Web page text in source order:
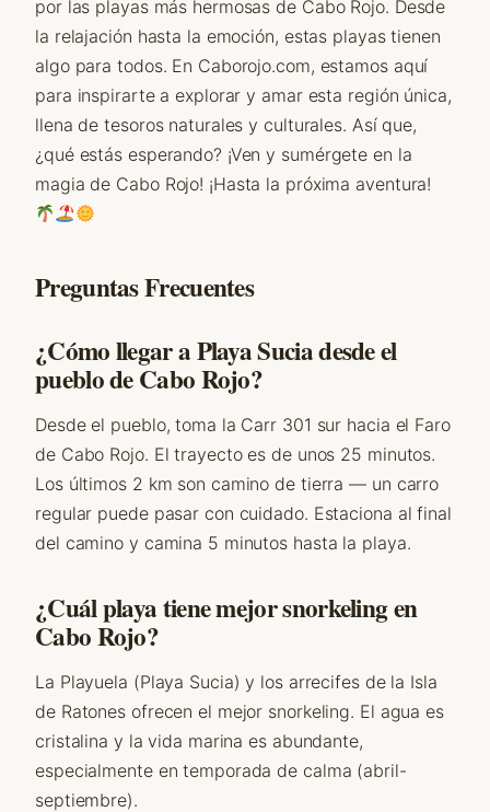
por las playas más hermosas de Cabo Rojo. Desde
la relajación hasta la emoción, estas playas tienen
algo para todos. En Caborojo.com, estamos aquí
para inspirarte a explorar y amar esta región única,
llena de tesoros naturales y culturales. Así que,
¿qué estás esperando? ¡Ven y sumérgete en la
magia de Cabo Rojo! ¡Hasta la próxima aventura!
Preguntas Frecuentes
¿Cómo llegar a Playa Sucia desde el
pueblo de Cabo Rojo?
Desde el pueblo, toma la Carr 301 sur hacia el Faro
de Cabo Rojo. El trayecto es de unos 25 minutos.
Los últimos 2 km son camino de tierra — un carro
regular puede pasar con cuidado. Estaciona al final
del camino y camina 5 minutos hasta la playa.
¿Cuál playa tiene mejor snorkeling en
Cabo Rojo?
La Playuela (Playa Sucia) y los arrecifes de la Isla
de Ratones ofrecen el mejor snorkeling. El agua es
cristalina y la vida marina es abundante,
especialmente en temporada de calma (abril-
septiembre).